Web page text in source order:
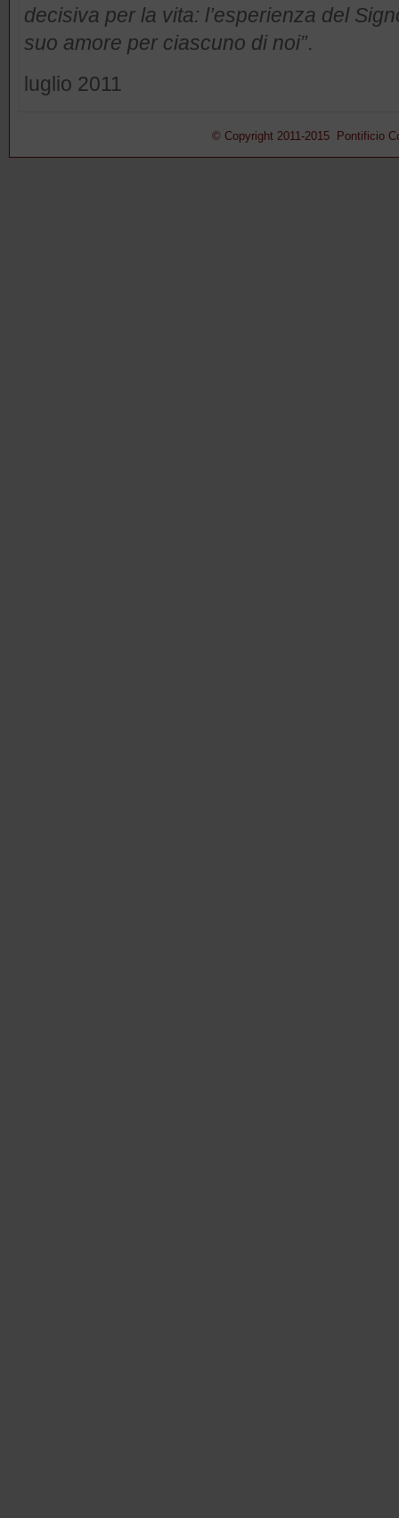
decisiva per la vita: l’esperienza del
suo amore per ciascuno di noi”.
luglio 2011
© Copyright 2011-2015 Pontificio